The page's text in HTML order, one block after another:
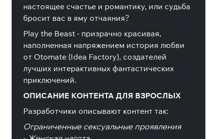
настоящее счастье и романтику, или судьба
бросит вас в яму отчаяния?
Play the Beast - призрачно красивая,
наполненная напряжением история любви
от Otomate (Idea Factory), создателей
лучших интерактивных фантастических
приключений.
ОПИСАНИЕ КОНТЕНТА ДЛЯ ВЗРОСЛЫХ
Разработчики описывают контент так:
Ограниченные сексуальные проявления